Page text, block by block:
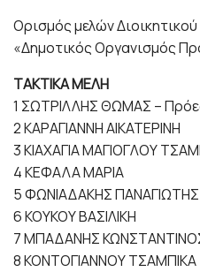
Ορισμός μελών
«Δημοτικός Οργανισμός
ΤΑΚΤΙΚΑ ΜΕΛΗ
1 ΣΩΤΡΙΛΛΗΣ ΘΩΜΑΣ –
2 ΚΑΡΑΓΙΑΝΝΗ ΑΙΚΑΤΕΡΙΝΗ
3 ΚΙΑΧΑΓΙΑ ΜΑΓΙΟΓΛΟΥ
4 ΚΕΦΑΛΑ ΜΑΡΙΑ
5 ΦΩΝΙΑΔΑΚΗΣ ΠΑΝΑΓΙΩΤΗΣ
6 ΚΟΥΚΟΥ ΒΑΣΙΛΙΚΗ
7 ΜΠΑΔΑΝΗΣ
8 ΚΟΝΤΟΓΙΑΝΝΟΥ ΤΣΑΜΠΙΚΑ